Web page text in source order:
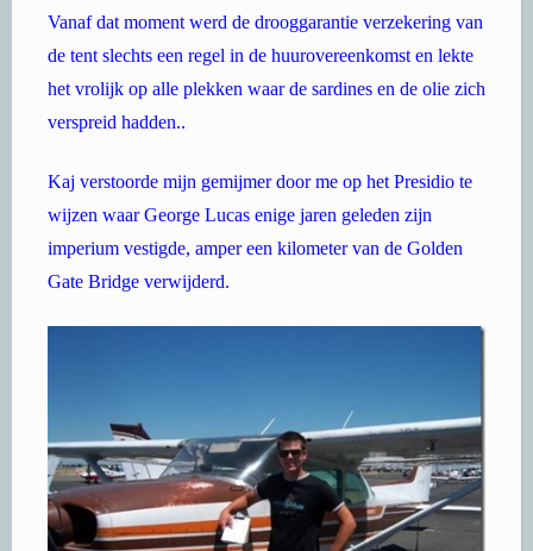
Vanaf dat moment werd de drooggarantie verzekering van
de tent slechts een regel in de huurovereenkomst en lekte
het vrolijk op alle plekken waar de sardines en de olie zich
verspreid hadden..
Kaj verstoorde mijn gemijmer door me op het Presidio te
wijzen waar George Lucas enige jaren geleden zijn
imperium vestigde, amper een kilometer van de Golden
Gate Bridge verwijderd.